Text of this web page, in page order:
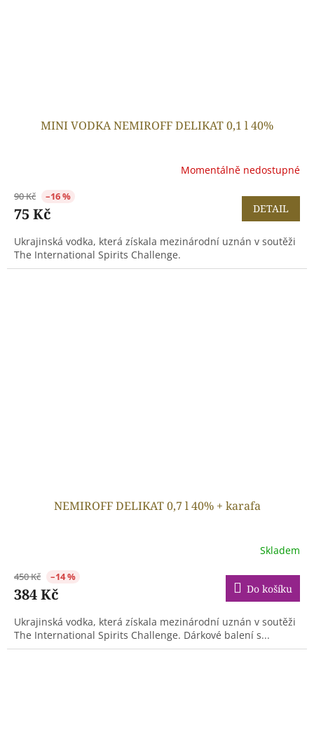
MINI VODKA NEMIROFF DELIKAT 0,1 l 40%
Momentálně nedostupné
90 Kč –16 %
75 Kč DETAIL
Ukrajinská vodka, která získala mezinárodní uznán v soutěži
The International Spirits Challenge.
NEMIROFF DELIKAT 0,7 l 40% + karafa
Skladem
450 Kč –14 %
384 Kč Do košíku
Ukrajinská vodka, která získala mezinárodní uznán v soutěži
The International Spirits Challenge. Dárkové balení s...